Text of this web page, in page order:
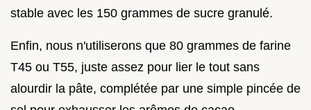
stable avec les 150 grammes de sucre granulé.
Enfin, nous n'utiliserons que 80 grammes de farine
T45 ou T55, juste assez pour lier le tout sans
alourdir la pâte, complétée par une simple pincée de